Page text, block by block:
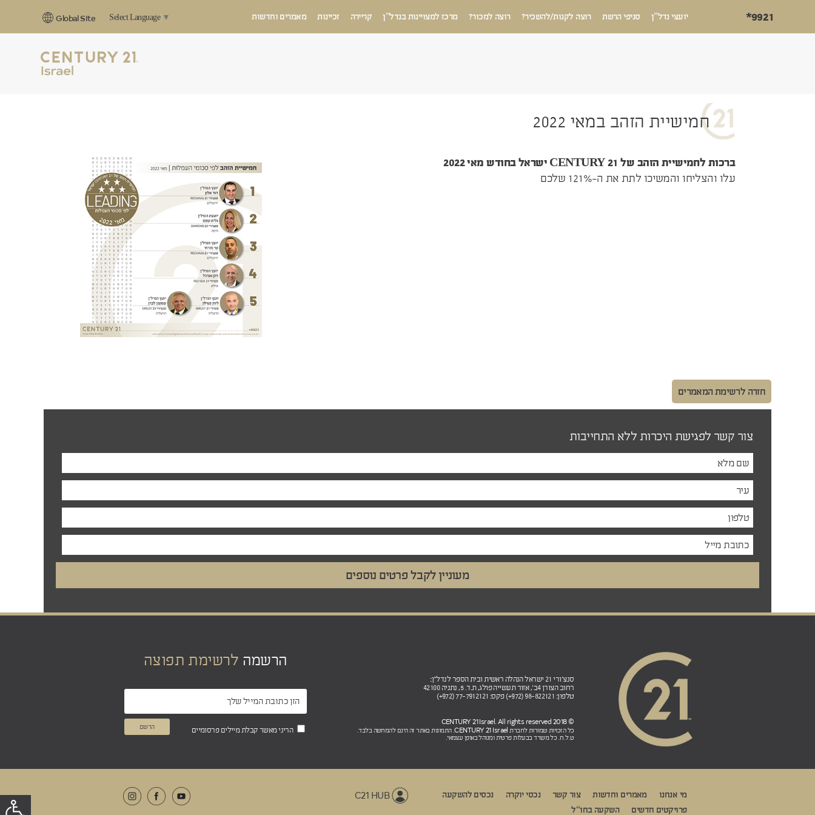
*9921 יועצי נדל”ן סניפי הרשת רוצה לקנות/להשכיר? רוצה למכור? מרכז למצויינות בנדל”ן קריירה זכיינות מאמרים וחדשות Select Language ▼
Global Site
חמישיית הזהב במאי 2022
ברכות לחמישיית הזהב של CENTURY 21 ישראל בחודש מאי 2022
עלו והצליחו והמשיכו לתת את ה-121% שלכם
חזרה לרשימת המאמרים
צור קשר לפגישת היכרות ללא התחייבות
סנצ'ורי 21 ישראל הנהלה ראשית ובית הספר לנדל"ן:
רחוב הצורן 4ב', אזור תעשייה פולג, ת.ד. 5, נתניה 42100
טלפון: 98-822121 (972+) פקס: 77-7912121 (972+)
© 2018 CENTURY 21 Israel. All rights reserved
כל הזכויות שמורות לחברת CENTURY 21 Israel. התמונות באתר זה הינם להמחשה בלבד.
ט.ל.ח. כל משרד בבעלות פרטית ומנוהל באופן עצמאי.
הרשמה לרשימת תפוצה
הריני מאשר קבלת מיילים פרסומיים
מי אנחנו מאמרים וחדשות צור קשר נכסי יוקרה
נכסים להשקעה
פרויקטים חדשים
השקעה בחו“ל
C21 HUB